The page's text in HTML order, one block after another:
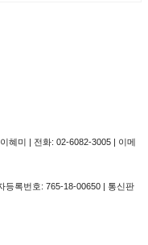
혜미 | 전화: 02-6082-3005 | 이메
등록번호: 765-18-00650 | 통신판